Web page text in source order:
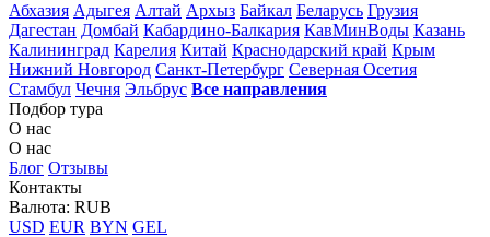
Абхазия Адыгея Алтай Архыз Байкал Беларусь Грузия
Дагестан Домбай Кабардино-Балкария КавМинВоды Казань
Калининград Карелия Китай Краснодарский край Крым
Нижний Новгород Санкт-Петербург Северная Осетия
Стамбул Чечня Эльбрус Все направления
Подбор тура
О нас
О нас
Блог Отзывы
Контакты
Валюта: RUB
USD EUR BYN GEL